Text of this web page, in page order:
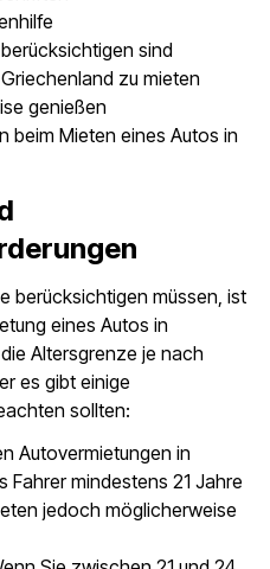
sind
zu mieten
genießen
beim Mieten eines Autos in
berücksichtigen müssen, ist
eines Autos in
Altersgrenze je nach
es gibt einige
sollten:
Autovermietungen in
Fahrer mindestens 21 Jahre
jedoch möglicherweise